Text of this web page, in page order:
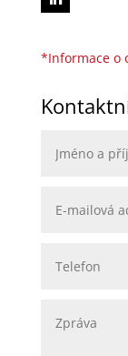
*Informace o